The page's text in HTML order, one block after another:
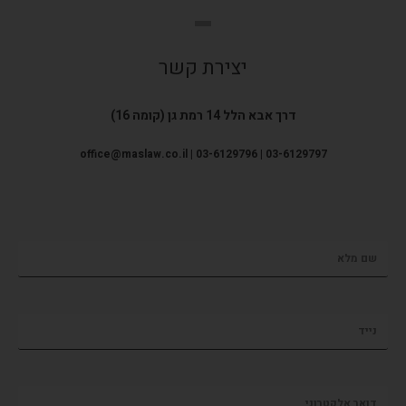
יצירת קשר
דרך אבא הלל 14 רמת גן (קומה 16)
office@maslaw.co.il | 03-6129796 | 03-6129797